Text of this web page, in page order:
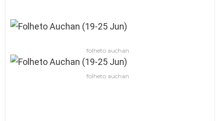
folheto auchan
folheto auchan